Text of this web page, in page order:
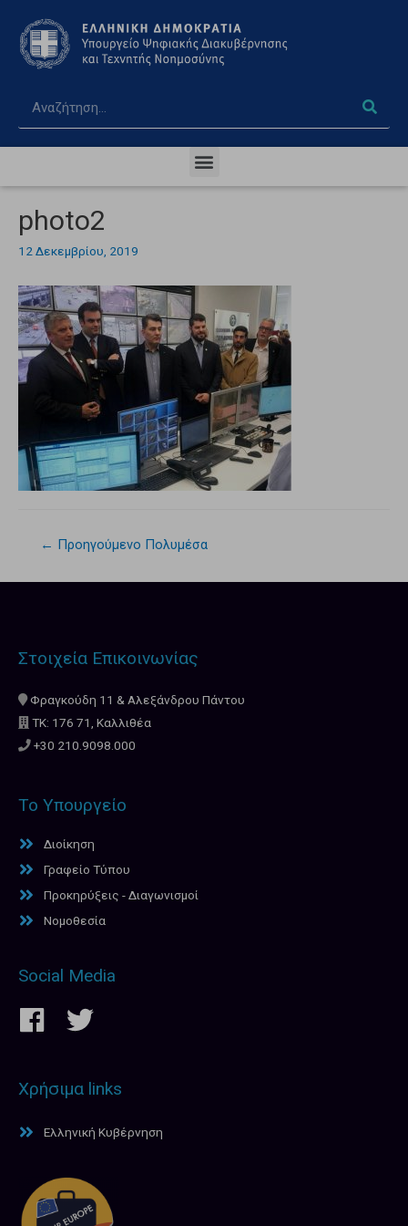
photo2
12 Δεκεμβρίου, 2019
← Προηγούμενο Πολυμέσα
Στοιχεία Επικοινωνίας
Φραγκούδη 11 & Αλεξάνδρου Πάντου
ΤΚ: 176 71, Καλλιθέα
+30 210.9098.000
Το Υπουργείο
Διοίκηση
Γραφείο Τύπου
Προκηρύξεις - Διαγωνισμοί
Νομοθεσία
Social Media
Χρήσιμα links
Ελληνική Κυβέρνηση